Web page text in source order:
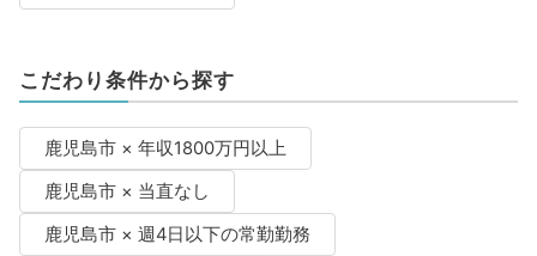
こだわり条件から探す
鹿児島市 × 年収1800万円以上
鹿児島市 × 当直なし
鹿児島市 × 週4日以下の常勤勤務